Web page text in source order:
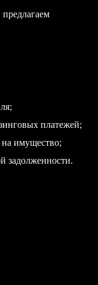
платежей;
на имущество;
задолженности.